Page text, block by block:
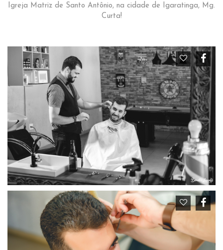
Igreja Matriz de Santo Antônio, na cidade de Igaratinga, Mg.
Curta!